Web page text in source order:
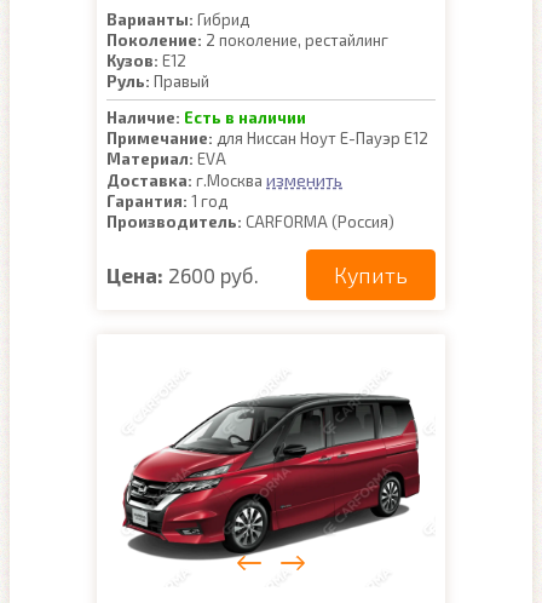
Варианты: Гибрид
Поколение: 2 поколение, рестайлинг
Кузов: E12
Руль: Правый
Наличие: Есть в наличии
Примечание: для Ниссан Ноут Е-Пауэр Е12
Материал: EVA
Доставка: г.Москва изменить
Гарантия: 1 год
Производитель: CARFORMA (Россия)
Цена: 2600 руб. Купить